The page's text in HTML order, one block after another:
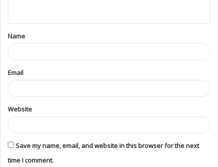
Name
Email
Website
Save my name, email, and website in this browser for the next
time I comment.